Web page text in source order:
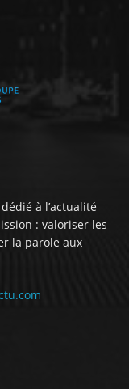
à l’actualité
: valoriser les
la parole aux